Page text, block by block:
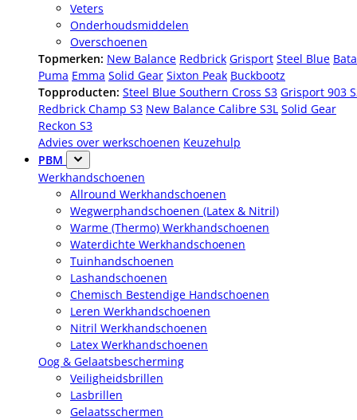
Veters
Onderhoudsmiddelen
Overschoenen
Topmerken: New Balance Redbrick Grisport Steel Blue Bata
Puma Emma Solid Gear Sixton Peak Buckbootz
Topproducten: Steel Blue Southern Cross S3 Grisport 903
Redbrick Champ S3 New Balance Calibre S3L Solid Gear
Reckon S3
Advies over werkschoenen Keuzehulp
PBM
Werkhandschoenen
Allround Werkhandschoenen
Wegwerphandschoenen (Latex & Nitril)
Warme (Thermo) Werkhandschoenen
Waterdichte Werkhandschoenen
Tuinhandschoenen
Lashandschoenen
Chemisch Bestendige Handschoenen
Leren Werkhandschoenen
Nitril Werkhandschoenen
Latex Werkhandschoenen
Oog & Gelaatsbescherming
Veiligheidsbrillen
Lasbrillen
Gelaatsschermen